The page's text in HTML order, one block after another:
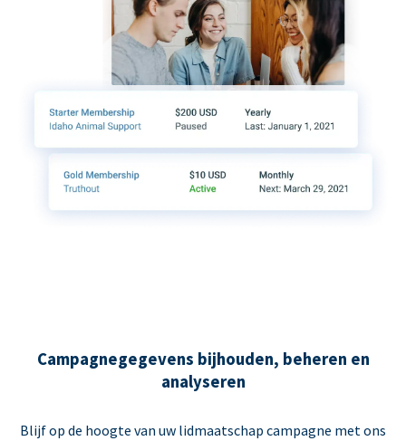
Campagnegegevens bijhouden, beheren en
analyseren
Blijf op de hoogte van uw lidmaatschap campagne met ons